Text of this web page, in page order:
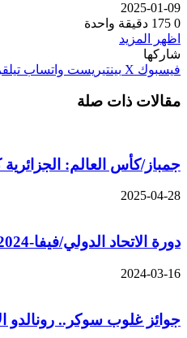
2025-01-09
0
دقيقة واحدة
اظهر المزيد
شاركها
فيسبوك ‫X بينتيريست واتساب
مقالات ذات صلة
جمباز/كأس العالم: الجزائرية
2025-04-28
دورة الاتحاد الدولي/فيفا-2024 : الناخب الوطني بيتكوفيتش يستدعي 31 لاعبا وغياب رياض محرز
2024-03-16
جوائز غلوب سوكر.. رونالدو